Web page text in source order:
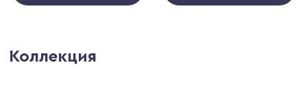
Коллекция